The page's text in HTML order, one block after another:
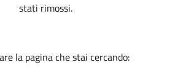
stati rimossi.
la pagina che stai cercando: